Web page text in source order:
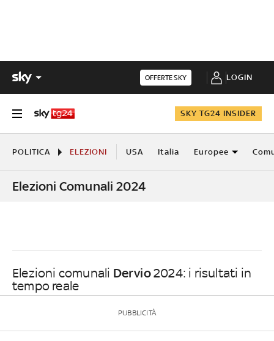
OFFERTE SKY LOGIN
SKY TG24 INSIDER
POLITICA ELEZIONI USA Italia Europee
Elezioni Comunali 2024
Elezioni comunali Dervio2024: i risultati in
tempo reale
PUBBLICITÀ